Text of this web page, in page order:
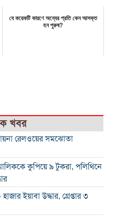
যে কয়েকটি কারণে অন্যের প্রতি কেন আসক্ত
হন পুরুষ?
খবর
রেলওয়ের সমঝোতা
মালিককে কুপিয়ে ৯ টুকরা, পলিথিনে
ইয়াবা উদ্ধার, গ্রেপ্তার ৩